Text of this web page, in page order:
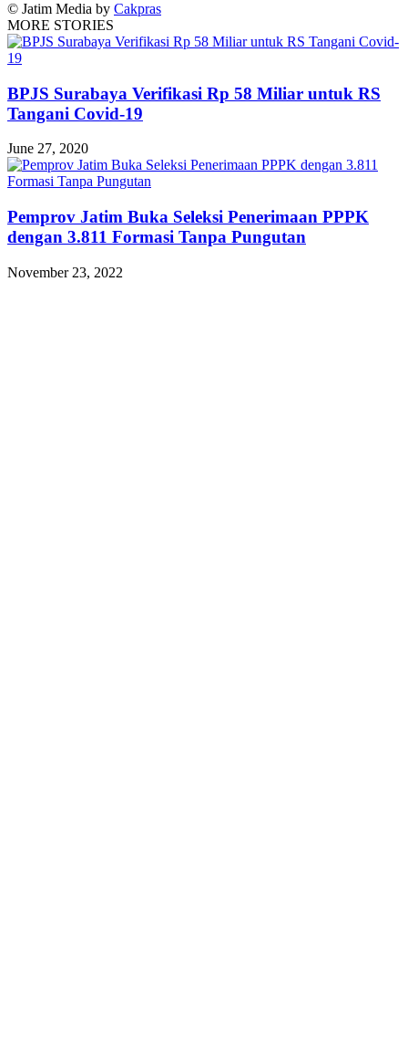
© Jatim Media by Cakpras
MORE STORIES
BPJS Surabaya Verifikasi Rp 58 Miliar untuk RS
Tangani Covid-19
June 27, 2020
Pemprov Jatim Buka Seleksi Penerimaan PPPK
dengan 3.811 Formasi Tanpa Pungutan
November 23, 2022